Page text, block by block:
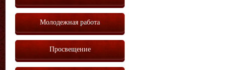
Молодежная работа
Просвещение